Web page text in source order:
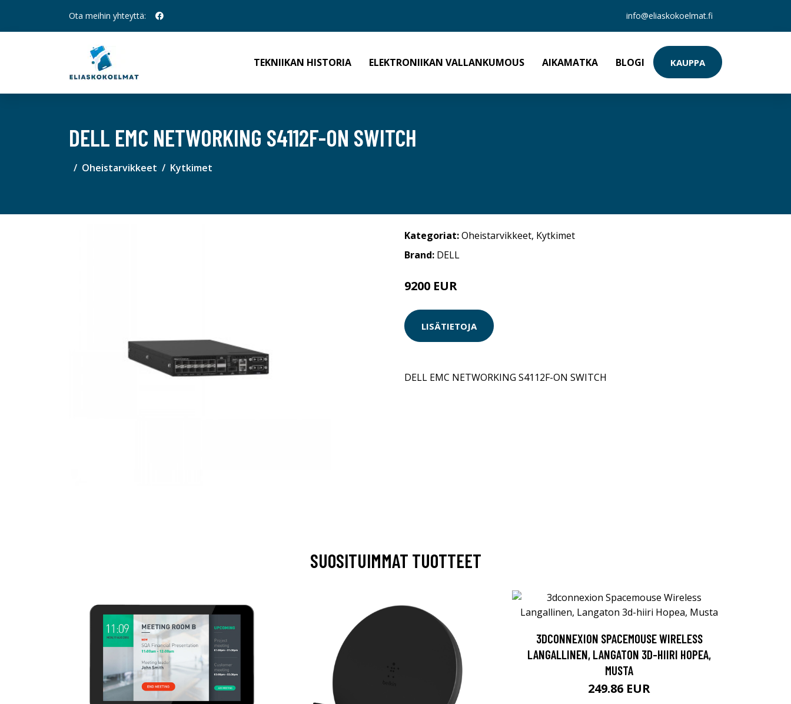
Ota meihin yhteyttä: info@eliaskokoelmat.fi
TEKNIIKAN HISTORIA ELEKTRONIIKAN VALLANKUMOUS AIKAMATKA BLOGI KAUPPA
DELL EMC NETWORKING S4112F-ON SWITCH
Oheistarvikkeet Kytkimet
Kategoriat:Oheistarvikkeet, Kytkimet
Brand: DELL
9200 EUR
LISÄTIETOJA
DELL EMC NETWORKING S4112F-ON SWITCH
SUOSITUIMMAT TUOTTEET
3DCONNEXION SPACEMOUSE WIRELESS
LANGALLINEN, LANGATON 3D-HIIRI HOPEA,
MUSTA
249.86 EUR